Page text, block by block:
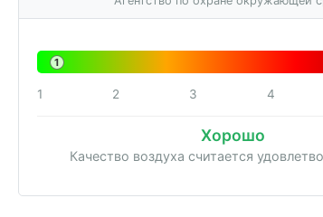
1
1 2 3 4
Хорошо
Качество воздуха считается